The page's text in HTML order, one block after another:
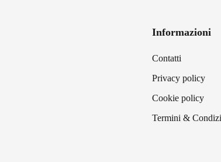
Informazioni
Contatti
Privacy policy
Cookie policy
Termini &